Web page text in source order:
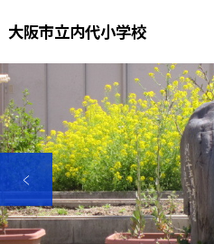
大阪市立内代小学校